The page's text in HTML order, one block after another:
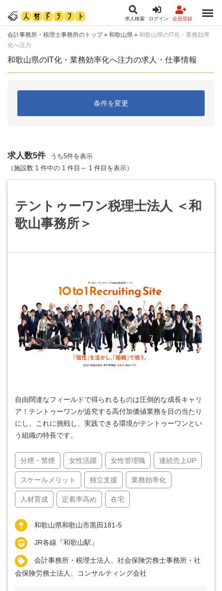
求人検索 ログイン 会員登録
会計事務所・税理士事務所のトップ» 和歌山県 » 和歌山県のIT化・業務効率
化へ注力
和歌山県のIT化・業務効率化へ注力の求人・仕事情報
条件を変更
求人数5件
うち5件を表示
（施設数 1 件中の 1 件目～ 1 件目を表示）
テントゥーワン税理士法人 ＜和
歌山事務所＞
自由闊達なフィールドで得られるものは圧倒的な成長キャリ
ア！テントゥーワンが追究する高付加価値業務を目の当たり
にし、これに挑戦し、実践できる環境がテントゥーワンとい
う組織の特長です。
分煙・禁煙 女性活躍 女性管理職 連続売上UP
スケールメリット 独立支援 業務効率化
人材育成 定着率高め 在宅
和歌山県和歌山市黒田181-5
JR各線『和歌山駅』
会計事務所・税理士法人、社会保険労務士事務所・社
会保険労務士法人、コンサルティング会社